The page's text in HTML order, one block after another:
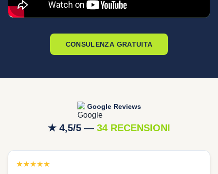
CONSULENZA GRATUITA
Google Reviews
★ 4,5/5 — 34 RECENSIONI
★★★★★